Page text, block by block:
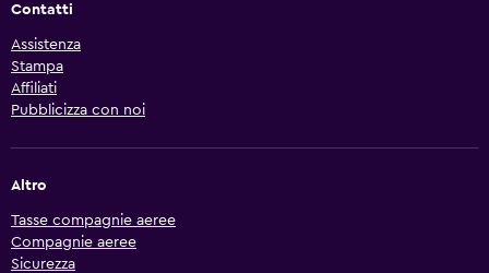
Contatti
Assistenza
Stampa
Affiliati
Pubblicizza con noi
Altro
Tasse compagnie aeree
Compagnie aeree
Sicurezza